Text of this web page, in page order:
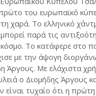
του ευρωπαϊκό
χαρά. Το ελληνικό
παρά τις
Το κατάφερε στο
με την άψογη
Άργους. Με ελάχιστα
ο Διομήδης Άργους
είναι τυχαίο ότι η